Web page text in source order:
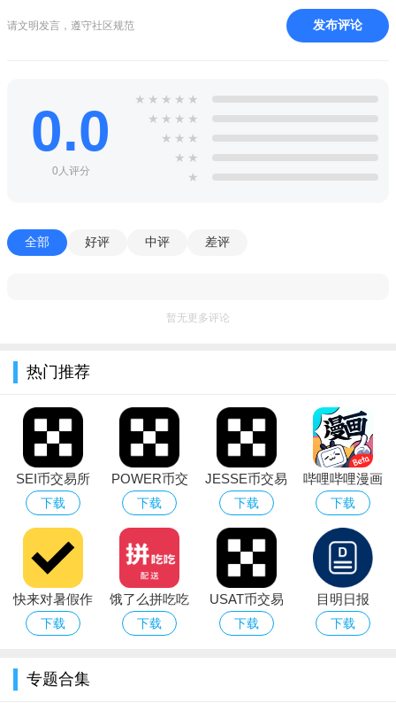
导游通app官方版亮点
导游资格证考试+中级导游考试+导游执业能力提升等职业生
名师课程 业界名师指导，备考轻松高效，通关率行业领先 更
多试听课程可在课程中心体验；
内部资料 图书商城提供教研团队多年教研心血，内部资料助
你通关无忧。
导游通app官方版特色
系统会不定期的向用户推荐各种免费课程以供观看学习，有
效提高学习效率；
系统将自动为用户记录相关练习数据，帮助用户将所有练习
中出现的错题进行重温；
合理的练习推荐；
请文明发言，遵守社区规范 发布评论
0.0
0人评分
★ ★ ★ ★ ★
★ ★ ★ ★
★ ★ ★
★ ★
★
全部 好评 中评 差评
暂无更多评论
热门推荐
SEI币交易所
官方版app下
载2026最新版
本
下载
POWER币交
易所官方最新
版下载
下载
JESSE币交易
所官网版app
下载安装
下载
哔哩哔哩漫画
uwp版安装包
下载
快来对暑假作
业
下载
饿了么拼吃吃
配送app
下载
USAT币交易
所app免费最
下载
目明日报
下载
专题合集